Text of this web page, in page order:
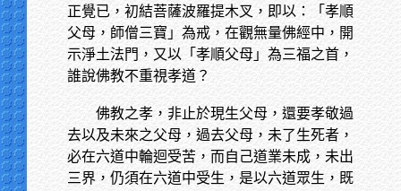
正覺已，初結菩薩波羅提木叉，即以：「孝順
父母，師僧三寶」為戒，在觀無量佛經中，開
示淨土法門，又以「孝順父母」為三福之首，
誰說佛教不重視孝道？
佛教之孝，非止於現生父母，還要孝敬過
去以及未來之父母，過去父母，未了生死者，
必在六道中輪迴受苦，而自己道業未成，未出
三界，仍須在六道中受生，是以六道眾生，既